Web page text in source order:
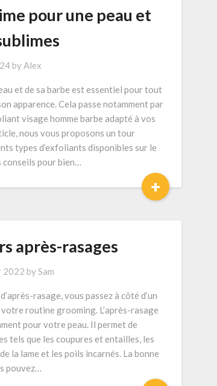
pour une peau et
byAlex
et de sa barbe est essentiel pour tout
apparence. Cela passe notamment par
visage homme barbe adapté à vos
nous vous proposons un tour
types d’exfoliants disponibles sur le
conseils pour bien…
+
après-rasages
2022 bySam
rasage, vous passez à côté d’un
routine grooming. L’après-rasage
pour votre peau. Il permet de
tels que les coupures et entailles, les
la lame et les poils incarnés. La bonne
pouvez…